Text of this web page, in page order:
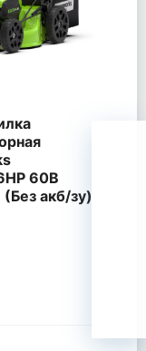
60В
акб/зу)